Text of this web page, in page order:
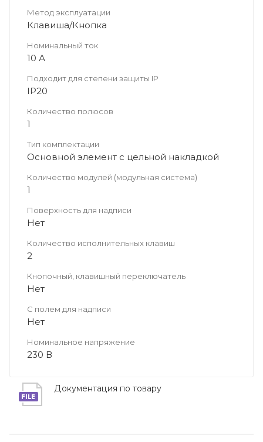
Метод эксплуатации
Клавиша/Кнопка
Номинальный ток
10 А
Подходит для степени защиты IP
IP20
Количество полюсов
1
Тип комплектации
Основной элемент с цельной накладкой
Количество модулей (модульная система)
1
Поверхность для надписи
Нет
Количество исполнительных клавиш
2
Кнопочный, клавишный переключатель
Нет
С полем для надписи
Нет
Номинальное напряжение
230 В
Документация по товару